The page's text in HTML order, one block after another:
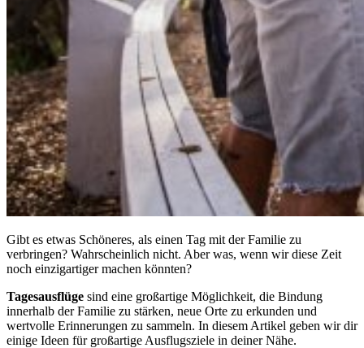
Gibt es etwas Schöneres, als einen Tag mit der Familie zu
verbringen? Wahrscheinlich nicht. Aber was, wenn wir diese Zeit
noch einzigartiger machen könnten?
Tagesausflüge sind eine großartige Möglichkeit, die Bindung
innerhalb der Familie zu stärken, neue Orte zu erkunden und
wertvolle Erinnerungen zu sammeln. In diesem Artikel geben wir dir
einige Ideen für großartige Ausflugsziele in deiner Nähe.